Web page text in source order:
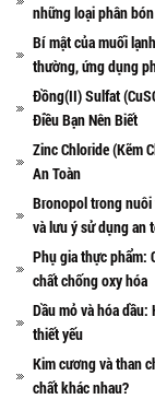
những loại phân
Bí mật của muối
thường, ứng dụng
Đồng(II) Sulfat
Điều Bạn Nên Biết
Zinc Chloride (Kẽm
An Toàn
Bronopol trong
và lưu ý sử dụng an
Phụ gia thực phẩm:
chất chống oxy hóa
Dầu mỏ và hóa
thiết yếu
Kim cương và than
chất khác nhau?